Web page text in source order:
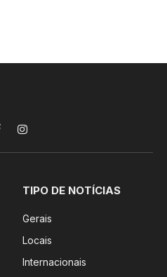
Instagram
TIPO DE NOTÍCIAS
Gerais
Locais
Internacionais